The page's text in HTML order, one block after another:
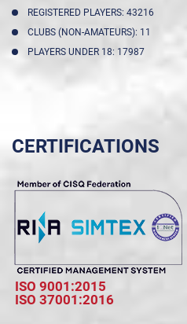
REGISTERED PLAYERS: 43216
CLUBS (NON-AMATEURS): 11
PLAYERS UNDER 18: 17987
CERTIFICATIONS
ISO 9001:2015
ISO 37001:2016